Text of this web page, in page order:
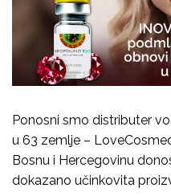
Ponosni smo distributer
u 63 zemlje –
Bosnu i Hercegovinu
dokazano učinkovita